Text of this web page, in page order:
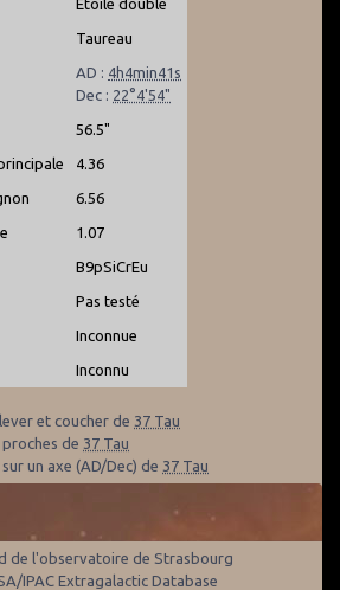
Etoile double
Taureau
AD : 4h4min41s
Dec : 22°4'54"
56.5"
4.36
6.56
1.07
B9pSiCrEu
Pas testé
Inconnue
Inconnu
et coucher de 37 Tau
de 37 Tau
un axe (AD/Dec) de 37 Tau
de l'observatoire de Strasbourg
IPAC Extragalactic Database